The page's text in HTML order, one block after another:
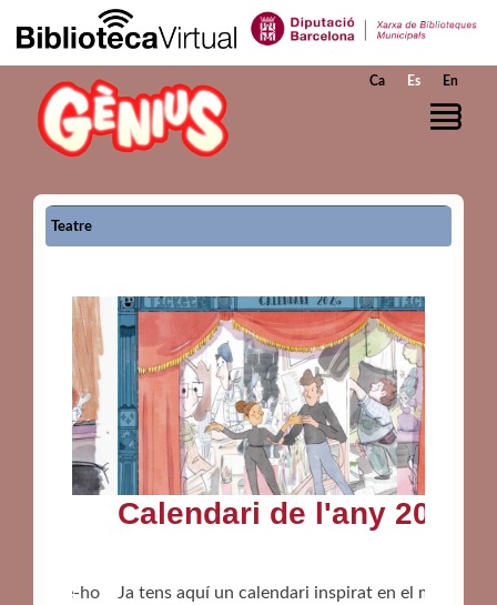
Saltar al contenido principal
Ca Es En
Teatre
Calendari de l'any 2026
Ja tens aquí un calendari inspirat en el mon